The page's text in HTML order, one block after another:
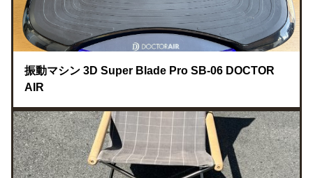
振動マシン 3D Super Blade Pro SB-06 DOCTOR
AIR